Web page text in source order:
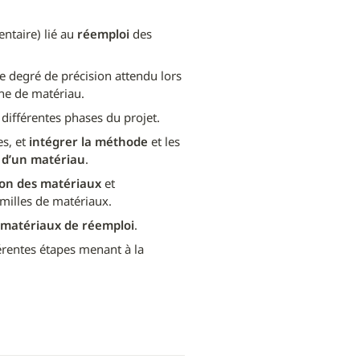
lié au réemploi des
degré de précision attendu lors
de matériau.
phases du projet.
et intégrer la méthode et les
matériau.
des matériaux et
de matériaux.
de réemploi.
et les différentes étapes menant à la